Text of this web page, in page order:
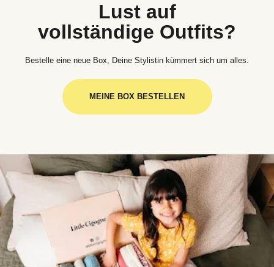
Lust auf
vollständige Outfits?
Bestelle eine neue Box, Deine Stylistin kümmert sich um alles.
MEINE BOX BESTELLEN